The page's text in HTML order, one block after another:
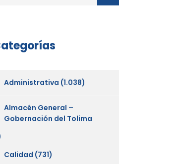
Administrativa (1.038)
Almacén General –
Gobernación del Tolima
Calidad (731)